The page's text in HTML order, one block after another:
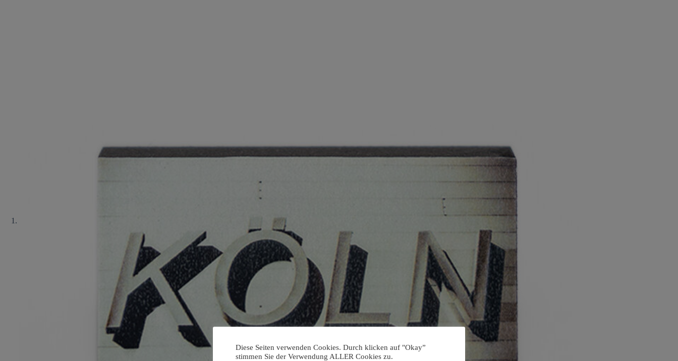
Diese Seiten verwenden Cookies. Durch klicken auf "Okay”
stimmen Sie der Verwendung ALLER Cookies zu.